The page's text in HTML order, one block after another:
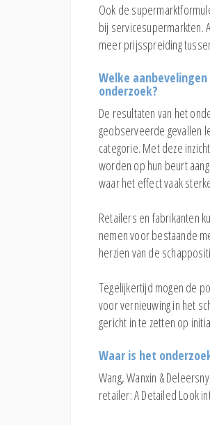
Ook de
bij servicesupermarkten.
meer prijsspreiding
Welke
onderzoek?
De resultaten van het
geobserveerde gevallen
categorie. Met deze
worden op hun beurt
waar het effect vaak
Retailers en fabrikanten
nemen voor bestaande
herzien van de
Tegelijkertijd mogen de
voor vernieuwing in het
gericht in te zetten op
Waar is het
Wang, Wanxin &
retailer: A Detailed Look